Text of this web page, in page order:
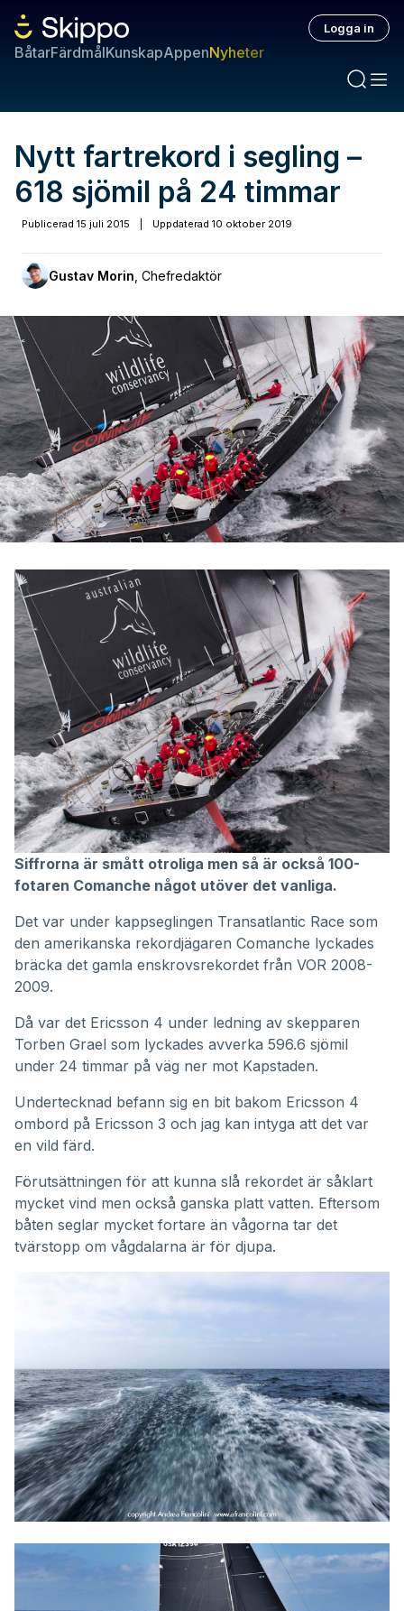
BåtarFärdmålKunskapAppenNyheter
Logga in
Nytt fartrekord i segling –
618 sjömil på 24 timmar
Publicerad 15 juli 2015 Uppdaterad 10 oktober 2019
Gustav Morin Chefredaktör
Siffrorna är smått otroliga men så är också 100-
fotaren Comanche något utöver det vanliga.
Det var under kappseglingen Transatlantic Race som
den amerikanska rekordjägaren Comanche lyckades
bräcka det gamla enskrovsrekordet från VOR 2008-
2009.
Då var det Ericsson 4 under ledning av skepparen
Torben Grael som lyckades avverka 596.6 sjömil
under 24 timmar på väg ner mot Kapstaden.
Undertecknad befann sig en bit bakom Ericsson 4
ombord på Ericsson 3 och jag kan intyga att det var
en vild färd.
Förutsättningen för att kunna slå rekordet är såklart
mycket vind men också ganska platt vatten. Eftersom
båten seglar mycket fortare än vågorna tar det
tvärstopp om vågdalarna är för djupa.